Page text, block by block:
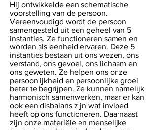
Hij ontwikkelde een schematische
voorstelling van de persoon.
Vereenvoudigd wordt de persoon
samengesteld uit een geheel van 5
instanties. Ze functioneren samen en
worden als eenheid ervaren. Deze 5
instanties bestaan uit ons wezen, ons
verstand, ons gevoel, ons lichaam en
ons geweten. Ze helpen ons onze
persoonlijkheid en persoonlijke groei
beter te begrijpen. Ze kunnen namelijk
harmonisch samenwerken, maar er kan
ook een disbalans zijn wat invloed
heeft op ons functioneren. Daarnaast
zijn onze materiële en menselijke